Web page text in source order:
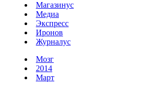
Магазинус
Медиа
Экспресс
Иронов
Журналус
Мозг
2014
Март